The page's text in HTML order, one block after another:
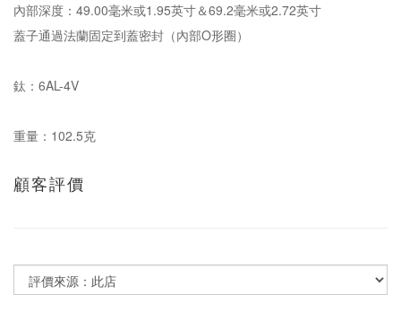
內部深度：49.00毫米或1.95英寸＆69.2毫米或2.72英寸
蓋子通過法蘭固定到蓋密封（內部O形圈）
鈦：6AL-4V
重量：102.5克
顧客評價